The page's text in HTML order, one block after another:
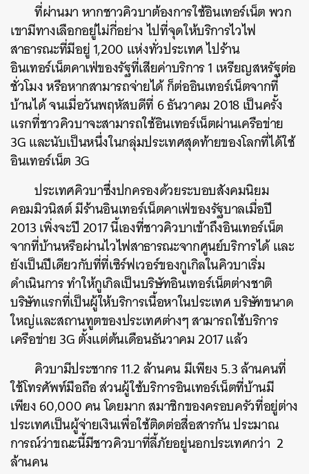
ที่ผ่านมา หากชาวคิวบาต้องการใช้อินเทอร์เน็ต พวก
เขามีทางเลือกอยู่ไม่กี่อย่าง ไปที่จุดให้บริการไวไฟ
สาธารณะที่มีอยู่ 1,200 แห่งทั่วประเทศ ไปร้าน
อินเทอร์เน็ตคาเฟ่ของรัฐที่เสียค่าบริการ 1 เหรียญสหรัฐต่อ
ชั่วโมง หรือหากสามารถจ่ายได้ ก็ต่ออินเทอร์เน็ตจากที่
บ้านได้ จนเมื่อวันพฤหัสบดีที่ 6 ธันวาคม 2018 เป็นครั้ง
แรกที่ชาวคิวบาจะสามารถใช้อินเทอร์เน็ตผ่านเครือข่าย
3G และนับเป็นหนึ่งในกลุ่มประเทศสุดท้ายของโลกที่ได้ใช้
อินเทอร์เน็ต 3G
ประเทศคิวบาซึ่งปกครองด้วยระบอบสังคมนิยม
คอมมิวนิสต์ มีร้านอินเทอร์เน็ตคาเฟ่ของรัฐบาลเมื่อปี
2013 เพิ่งจะปี 2017 นี้เองที่ชาวคิวบาเข้าถึงอินเทอร์เน็ต
จากที่บ้านหรือผ่านไวไฟสาธารณะจากศูนย์บริการได้ และ
ยังเป็นปีเดียวกับที่ที่เซิร์ฟเวอร์ของกูเกิลในคิวบาเริ่ม
ดำเนินการ ทำให้กูเกิลเป็นบริษัทอินเทอร์เน็ตต่างชาติ
บริษัทแรกที่เป็นผู้ให้บริการเนื้อหาในประเทศ บริษัทขนาด
ใหญ่และสถานทูตของประเทศต่างๆ สามารถใช้บริการ
เครือข่าย 3G ตั้งแต่ต้นเดือนธันวาคม 2017 แล้ว
คิวบามีประชากร 11.2 ล้านคน มีเพียง 5.3 ล้านคนที่
ใช้โทรศัพท์มือถือ ส่วนผู้ใช้บริการอินเทอร์เน็ตที่บ้านมี
เพียง 60,000 คน โดยมาก สมาชิกของครอบครัวที่อยู่ต่าง
ประเทศเป็นผู้จ่ายเงินเพื่อใช้ติดต่อสื่อสารกัน ประมาณ
การณ์ว่าขณะนี้มีชาวคิวบาที่ลี้ภัยอยู่นอกประเทศกว่า 2
ล้านคน